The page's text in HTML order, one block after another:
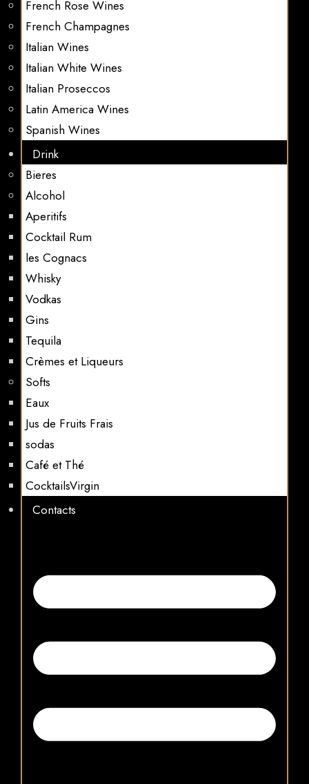
French Rose Wines
French Champagnes
Italian Wines
Italian White Wines
Italian Proseccos
Latin America Wines
Spanish Wines
Drink
Bieres
Alcohol
Aperitifs
Cocktail Rum
les Cognacs
Whisky
Vodkas
Gins
Tequila
Crèmes et Liqueurs
Softs
Eaux
Jus de Fruits Frais
sodas
Café et Thé
CocktailsVirgin​
Contacts